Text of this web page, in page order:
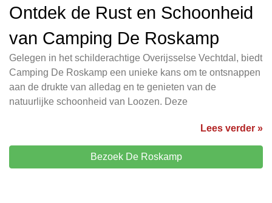
Ontdek de Rust en Schoonheid
van Camping De Roskamp
Gelegen in het schilderachtige Overijsselse Vechtdal, biedt
Camping De Roskamp een unieke kans om te ontsnappen
aan de drukte van alledag en te genieten van de
natuurlijke schoonheid van Loozen. Deze
Lees verder »
Bezoek De Roskamp